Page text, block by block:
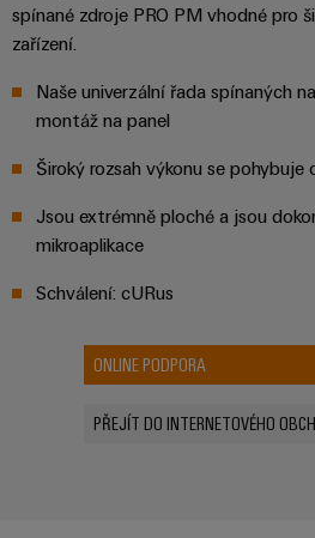
spínané zdroje PRO PM vhodné pro
zařízení.
Naše univerzální řada spínaných
montáž na panel
Široký rozsah výkonu se
Jsou extrémně ploché a jsou
mikroaplikace
Schválení: cURus
ONLINE PODPORA
PŘEJÍT DO INTERNETOVÉHO